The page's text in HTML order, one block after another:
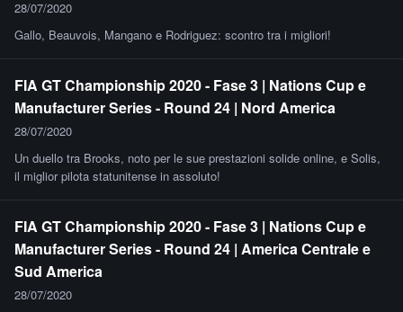
28/07/2020
Gallo, Beauvois, Mangano e Rodriguez: scontro tra i migliori!
FIA GT Championship 2020 - Fase 3 | Nations Cup e
Manufacturer Series - Round 24 | Nord America
28/07/2020
Un duello tra Brooks, noto per le sue prestazioni solide online, e Solis,
il miglior pilota statunitense in assoluto!
FIA GT Championship 2020 - Fase 3 | Nations Cup e
Manufacturer Series - Round 24 | America Centrale e
Sud America
28/07/2020